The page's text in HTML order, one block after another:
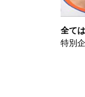
全て
特別